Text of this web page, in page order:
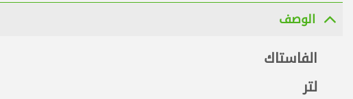
الوصف
الفاستاك
لتر